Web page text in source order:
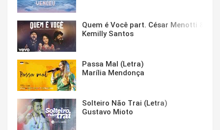
Quem é Você part. César Menotti &
Kemilly Santos
Passa Mal (Letra)
Marília Mendonça
Solteiro Não Trai (Letra)
Gustavo Mioto